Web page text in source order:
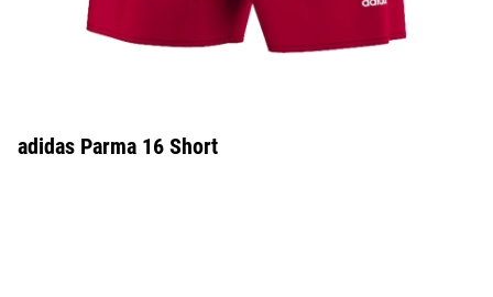
adidas Parma 16 Short